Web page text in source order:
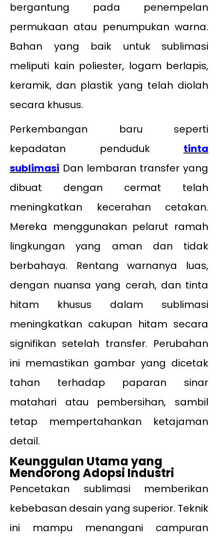
bergantung pada penempelan
permukaan atau penumpukan warna.
Bahan yang baik untuk sublimasi
meliputi kain poliester, logam berlapis,
keramik, dan plastik yang telah diolah
secara khusus.
Perkembangan baru seperti
kepadatan penduduk
tinta
sublimasi Dan lembaran transfer yang
dibuat dengan cermat telah
meningkatkan kecerahan cetakan.
Mereka menggunakan pelarut ramah
lingkungan yang aman dan tidak
berbahaya. Rentang warnanya luas,
dengan nuansa yang cerah, dan tinta
hitam khusus dalam sublimasi
meningkatkan cakupan hitam secara
signifikan setelah transfer. Perubahan
ini memastikan gambar yang dicetak
tahan terhadap paparan sinar
matahari atau pembersihan, sambil
tetap mempertahankan ketajaman
detail.
Keunggulan Utama yang
Mendorong Adopsi Industri
Pencetakan sublimasi memberikan
kebebasan desain yang superior. Teknik
ini mampu menangani campuran